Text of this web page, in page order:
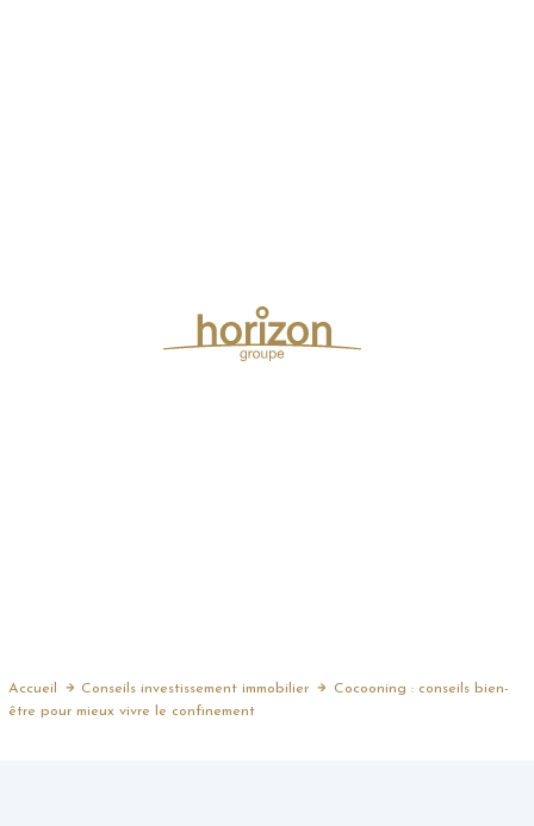
Accueil Conseils investissement immobilier
Cocooning : conseils bien-
être pour mieux vivre le confinement